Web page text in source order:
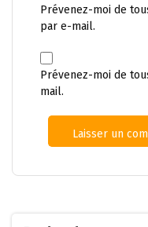
Prévenez-moi de
par e-mail.
Prévenez-moi de
mail.